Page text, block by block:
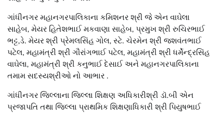
ગાંધીનગર મહાનગરપાલિકાના કમિશનર શ્રી જે એન વાઘેલા
સાહેબ, મેયર હિતેશભાઈ મકવાણા સાહેબ, પ્રમુખ શ્રી રુચિરભાઈ
ભટ્ટ,ડે. મેયર શ્રી પ્રેમલસિંહ ગોલ, સ્ટે. ચેરમેન શ્રી જશવંતભાઈ
પટેલ, મહામંત્રી શ્રી ગૌરાંગભાઈ પટેલ, મહામંત્રી શ્રી ધર્મેન્દ્રસિંહ
વાઘેલા, મહામંત્રી શ્રી કનુભાઈ દેસાઈ અને મહાનગરપાલિકાના
તમામ સદસ્યશ્રીઓ નો આભાર .
ગાંધીનગર જિલ્લાના જિલ્લા શિક્ષણ અધિકારીશ્રી ડૉ.બી એન
પ્રજાપતિ તથા જિલ્લા પ્રાથમિક શિક્ષણાધિકારી શ્રી પિયુષભાઈ